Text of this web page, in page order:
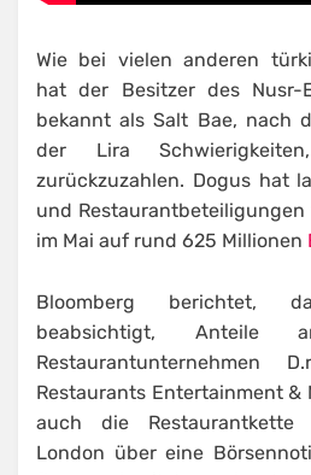
Wie bei vielen anderen
hat der Besitzer des Nusr-
bekannt als Salt Bae, nach
der Lira
zurückzuzahlen. Dogus hat
und Restaurantbeteiligungen
im Mai auf rund 625 Millionen
Bloomberg berichtet,
beabsichtigt, Anteile
Restaurantunternehmen
Restaurants Entertainment &
auch die
London über eine